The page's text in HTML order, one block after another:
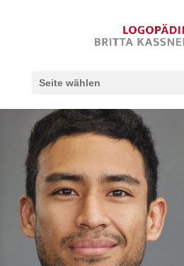
Seite wählen